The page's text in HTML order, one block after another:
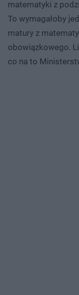
matematyki z
To wymagałoby
matury z
obowiązkowego.
co na to